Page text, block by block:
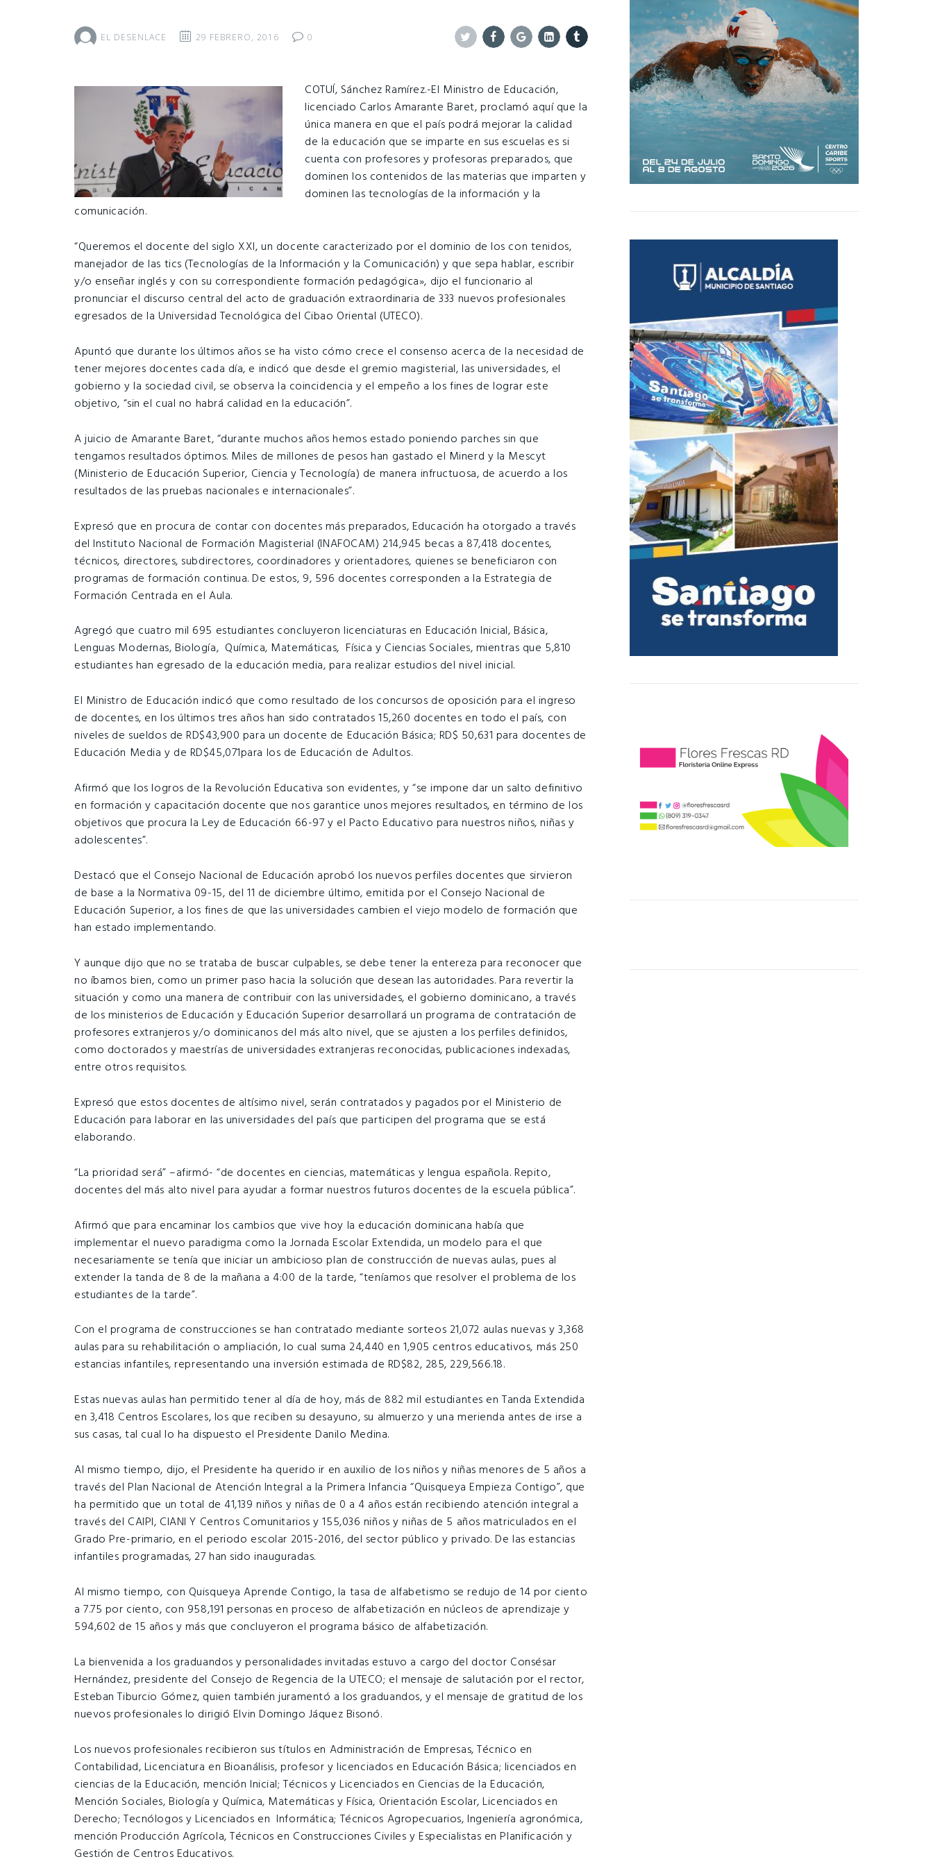
EL DESENLACE 29 FEBRERO, 2016
0
COTUÍ, Sánchez Ramírez.-El Ministro de Educación,
licenciado Carlos Amarante Baret, proclamó aquí que la
única manera en que el país podrá mejorar la calidad
de la educación que se imparte en sus escuelas es si
cuenta con profesores y profesoras preparados, que
dominen los contenidos de las materias que imparten y
dominen las tecnologías de la información y la
comunicación.
“Queremos el docente del siglo XXI, un docente caracterizado por el dominio de los con tenidos,
manejador de las tics (Tecnologías de la Información y la Comunicación) y que sepa hablar, escribir
y/o enseñar inglés y con su correspondiente formación pedagógica», dijo el funcionario al
pronunciar el discurso central del acto de graduación extraordinaria de 333 nuevos profesionales
egresados de la Universidad Tecnológica del Cibao Oriental (UTECO).
Apuntó que durante los últimos años se ha visto cómo crece el consenso acerca de la necesidad de
tener mejores docentes cada día, e indicó que desde el gremio magisterial, las universidades, el
gobierno y la sociedad civil, se observa la coincidencia y el empeño a los fines de lograr este
objetivo, “sin el cual no habrá calidad en la educación”.
A juicio de Amarante Baret, “durante muchos años hemos estado poniendo parches sin que
tengamos resultados óptimos. Miles de millones de pesos han gastado el Minerd y la Mescyt
(Ministerio de Educación Superior, Ciencia y Tecnología) de manera infructuosa, de acuerdo a los
resultados de las pruebas nacionales e internacionales”.
Expresó que en procura de contar con docentes más preparados, Educación ha otorgado a través
del Instituto Nacional de Formación Magisterial (INAFOCAM) 214,945 becas a 87,418 docentes,
técnicos, directores, subdirectores, coordinadores y orientadores, quienes se beneficiaron con
programas de formación continua. De estos, 9, 596 docentes corresponden a la Estrategia de
Formación Centrada en el Aula.
Agregó que cuatro mil 695 estudiantes concluyeron licenciaturas en Educación Inicial, Básica,
Lenguas Modernas, Biología, Química, Matemáticas, Física y Ciencias Sociales, mientras que 5,810
estudiantes han egresado de la educación media, para realizar estudios del nivel inicial.
El Ministro de Educación indicó que como resultado de los concursos de oposición para el ingreso
de docentes, en los últimos tres años han sido contratados 15,260 docentes en todo el país, con
niveles de sueldos de RD$43,900 para un docente de Educación Básica; RD$ 50,631 para docentes de
Educación Media y de RD$45,071para los de Educación de Adultos.
Afirmó que los logros de la Revolución Educativa son evidentes, y “se impone dar un salto definitivo
en formación y capacitación docente que nos garantice unos mejores resultados, en término de los
objetivos que procura la Ley de Educación 66-97 y el Pacto Educativo para nuestros niños, niñas y
adolescentes”.
Destacó que el Consejo Nacional de Educación aprobó los nuevos perfiles docentes que sirvieron
de base a la Normativa 09-15, del 11 de diciembre último, emitida por el Consejo Nacional de
Educación Superior, a los fines de que las universidades cambien el viejo modelo de formación que
han estado implementando.
Y aunque dijo que no se trataba de buscar culpables, se debe tener la entereza para reconocer que
no íbamos bien, como un primer paso hacia la solución que desean las autoridades. Para revertir la
situación y como una manera de contribuir con las universidades, el gobierno dominicano, a través
de los ministerios de Educación y Educación Superior desarrollará un programa de contratación de
profesores extranjeros y/o dominicanos del más alto nivel, que se ajusten a los perfiles definidos,
como doctorados y maestrías de universidades extranjeras reconocidas, publicaciones indexadas,
entre otros requisitos.
Expresó que estos docentes de altísimo nivel, serán contratados y pagados por el Ministerio de
Educación para laborar en las universidades del país que participen del programa que se está
elaborando.
“La prioridad será” –afirmó- “de docentes en ciencias, matemáticas y lengua española. Repito,
docentes del más alto nivel para ayudar a formar nuestros futuros docentes de la escuela pública”.
Afirmó que para encaminar los cambios que vive hoy la educación dominicana había que
implementar el nuevo paradigma como la Jornada Escolar Extendida, un modelo para el que
necesariamente se tenía que iniciar un ambicioso plan de construcción de nuevas aulas, pues al
extender la tanda de 8 de la mañana a 4:00 de la tarde, “teníamos que resolver el problema de los
estudiantes de la tarde”.
Con el programa de construcciones se han contratado mediante sorteos 21,072 aulas nuevas y 3,368
aulas para su rehabilitación o ampliación, lo cual suma 24,440 en 1,905 centros educativos, más 250
estancias infantiles, representando una inversión estimada de RD$82, 285, 229,566.18.
Estas nuevas aulas han permitido tener al día de hoy, más de 882 mil estudiantes en Tanda Extendida
en 3,418 Centros Escolares, los que reciben su desayuno, su almuerzo y una merienda antes de irse a
sus casas, tal cual lo ha dispuesto el Presidente Danilo Medina.
Al mismo tiempo, dijo, el Presidente ha querido ir en auxilio de los niños y niñas menores de 5 años a
través del Plan Nacional de Atención Integral a la Primera Infancia “Quisqueya Empieza Contigo”, que
ha permitido que un total de 41,139 niños y niñas de 0 a 4 años están recibiendo atención integral a
través del CAIPI, CIANI Y Centros Comunitarios y 155,036 niños y niñas de 5 años matriculados en el
Grado Pre-primario, en el periodo escolar 2015-2016, del sector público y privado. De las estancias
infantiles programadas, 27 han sido inauguradas.
Al mismo tiempo, con Quisqueya Aprende Contigo, la tasa de alfabetismo se redujo de 14 por ciento
a 7.75 por ciento, con 958,191 personas en proceso de alfabetización en núcleos de aprendizaje y
594,602 de 15 años y más que concluyeron el programa básico de alfabetización.
La bienvenida a los graduandos y personalidades invitadas estuvo a cargo del doctor Consésar
Hernández, presidente del Consejo de Regencia de la UTECO; el mensaje de salutación por el rector,
Esteban Tiburcio Gómez, quien también juramentó a los graduandos, y el mensaje de gratitud de los
nuevos profesionales lo dirigió Elvin Domingo Jáquez Bisonó.
Los nuevos profesionales recibieron sus títulos en Administración de Empresas, Técnico en
Contabilidad, Licenciatura en Bioanálisis, profesor y licenciados en Educación Básica; licenciados en
ciencias de la Educación, mención Inicial; Técnicos y Licenciados en Ciencias de la Educación,
Mención Sociales, Biología y Química, Matemáticas y Física, Orientación Escolar, Licenciados en
Derecho; Tecnólogos y Licenciados en Informática; Técnicos Agropecuarios, Ingeniería agronómica,
mención Producción Agrícola, Técnicos en Construcciones Civiles y Especialistas en Planificación y
Gestión de Centros Educativos.